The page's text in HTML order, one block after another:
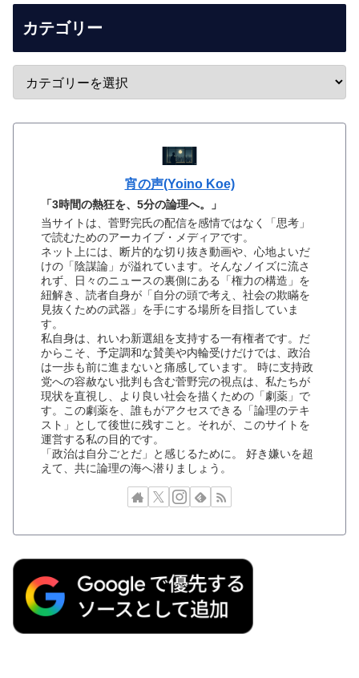
カテゴリー
宵の声(Yoino Koe)
「3時間の熱狂を、5分の論理へ。」
当サイトは、菅野完氏の配信を感情ではなく「思考」
で読むためのアーカイブ・メディアです。
ネット上には、断片的な切り抜き動画や、心地よいだ
けの「陰謀論」が溢れています。そんなノイズに流さ
れず、日々のニュースの裏側にある「権力の構造」を
紐解き、読者自身が「自分の頭で考え、社会の欺瞞を
見抜くための武器」を手にする場所を目指していま
す。
私自身は、れいわ新選組を支持する一有権者です。だ
からこそ、予定調和な賛美や内輪受けだけでは、政治
は一歩も前に進まないと痛感しています。 時に支持政
党への容赦ない批判も含む菅野完の視点は、私たちが
現状を直視し、より良い社会を描くための「劇薬」で
す。この劇薬を、誰もがアクセスできる「論理のテキ
スト」として後世に残すこと。それが、このサイトを
運営する私の目的です。
「政治は自分ごとだ」と感じるために。 好き嫌いを超
えて、共に論理の海へ潜りましょう。